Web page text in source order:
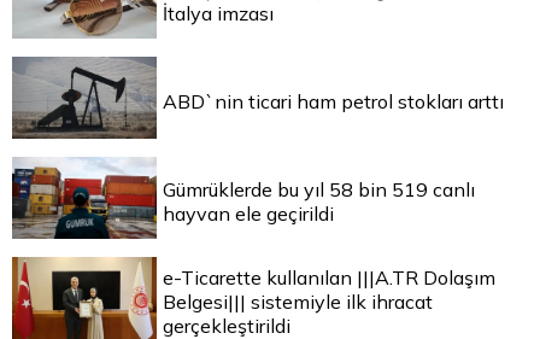
İtalya imzası
ABD`nin ticari ham petrol stokları arttı
Gümrüklerde bu yıl 58 bin 519 canlı
hayvan ele geçirildi
e-Ticarette kullanılan |||A.TR Dolaşım
Belgesi||| sistemiyle ilk ihracat
gerçekleştirildi